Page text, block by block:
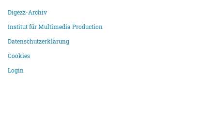
Digezz-Archiv
Institut für Multimedia Production
Datenschutzerklärung
Cookies
Login